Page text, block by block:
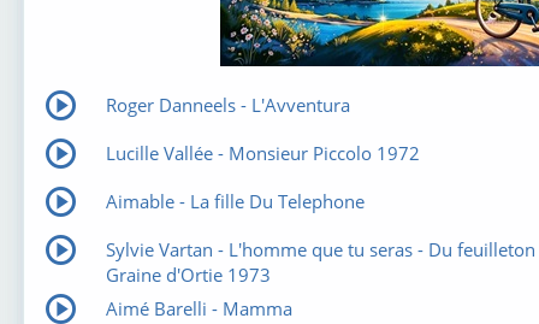
Roger Danneels - L'Avventura
Lucille Vallée - Monsieur Piccolo 1972
Aimable - La fille Du Telephone
Sylvie Vartan - L'homme que tu seras - Du feuilleton
Graine d'Ortie 1973
Aimé Barelli - Mamma